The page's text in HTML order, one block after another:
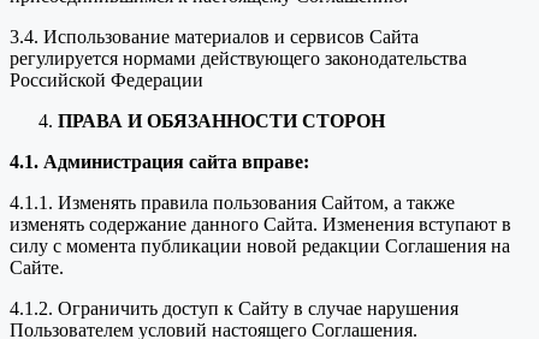
3.4. Использование материалов и сервисов Сайта
регулируется нормами действующего законодательства
Российской Федерации
ПРАВА И ОБЯЗАННОСТИ СТОРОН
4.1. Администрация сайта вправе:
4.1.1. Изменять правила пользования Сайтом, а также
изменять содержание данного Сайта. Изменения вступают в
силу с момента публикации новой редакции Соглашения на
Сайте.
4.1.2. Ограничить доступ к Сайту в случае нарушения
Пользователем условий настоящего Соглашения.